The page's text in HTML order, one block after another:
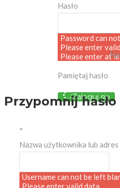
Hasło
Password can
Please enter
Please enter at
Pamiętaj hasło
Zaloguj się
Przypomnij hasło
*
Nazwa użytkownika lub adres
Username can not be left
Please enter valid data.